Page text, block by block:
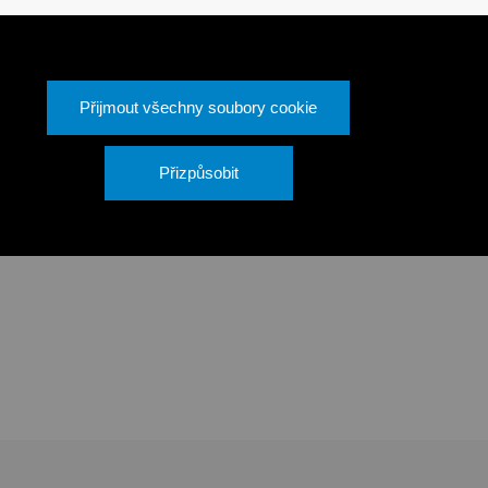
Přijmout všechny soubory cookie
Přizpůsobit
VÁŠ ÚČET
Sledování objednávky